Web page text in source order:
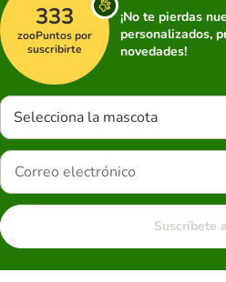
333
zooPuntos por
suscribirte
¡No te pierdas
personalizados,
novedades!
Selecciona la mascota
Suscríbete